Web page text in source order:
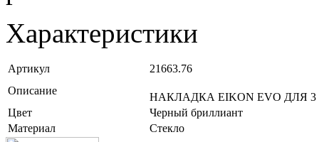
Характеристики
Артикул
21663.76
Описание
НАКЛАДКА EIKON EVO ДЛЯ
Цвет
Черный бриллиант
Материал
Стекло